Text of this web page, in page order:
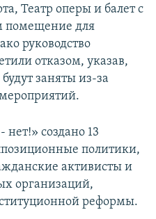
Театр оперы и балет с
помещение для
руководство
отказом, указав,
заняты из-за
создано 13
политики,
активисты и
организаций,
реформы.